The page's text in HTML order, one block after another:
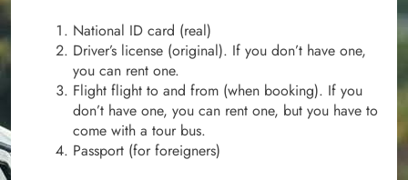
National ID card (real)
Driver’s license (original). If you don’t have one,
you can rent one.
Flight flight to and from (when booking). If you
don’t have one, you can rent one, but you have to
come with a tour bus.
Passport (for foreigners)